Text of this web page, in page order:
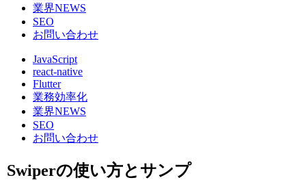
業界NEWS
SEO
お問い合わせ
JavaScript
react-native
Flutter
業務効率化
業界NEWS
SEO
お問い合わせ
Swiperの使い方とサンプ